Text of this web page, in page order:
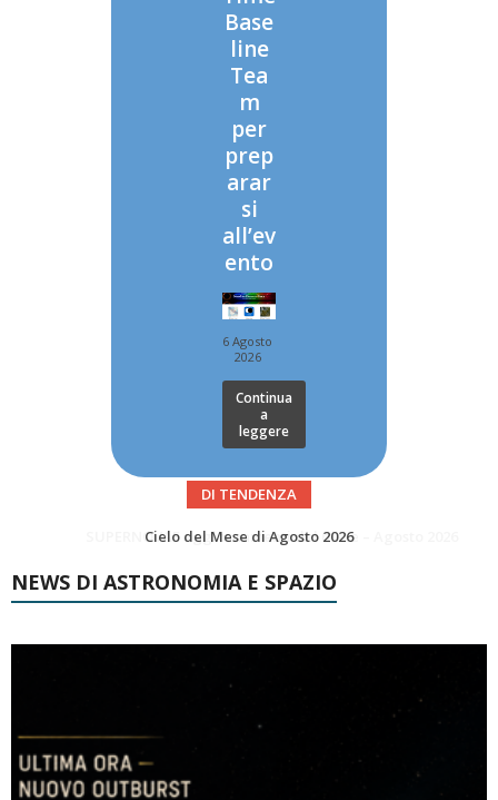
Base
line
Tea
m
per
prep
arar
si
all’ev
ento
6 Agosto
2026
Continua
a
leggere
DI TENDENZA
SUPERNOVAE aggiornamenti del mese – Agosto 2026
Le Comete del mese di Agosto: LA 10P/TEMPEL AL PERIELIO
NEWS DI ASTRONOMIA E SPAZIO